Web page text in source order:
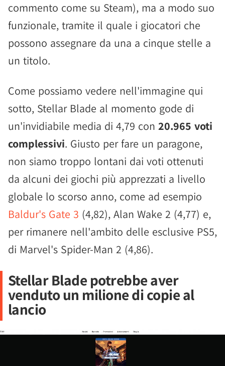
commento come su Steam), ma a modo suo
funzionale, tramite il quale i giocatori che
possono assegnare da una a cinque stelle a
un titolo.
Come possiamo vedere nell'immagine qui
sotto, Stellar Blade al momento gode di
un'invidiabile media di 4,79 con 20.965 voti
complessivi. Giusto per fare un paragone,
non siamo troppo lontani dai voti ottenuti
da alcuni dei giochi più apprezzati a livello
globale lo scorso anno, come ad esempio
Baldur's Gate 3 (4,82), Alan Wake 2 (4,77) e,
per rimanere nell'ambito delle esclusive PS5,
di Marvel's Spider-Man 2 (4,86).
Stellar Blade potrebbe aver
venduto un milione di copie al
lancio